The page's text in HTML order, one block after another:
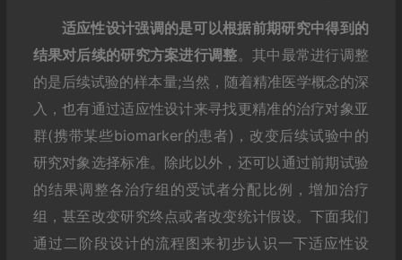
适应性设计强调的是可以根据前期研究中得到的
结果对后续的研究方案进行调整。其中最常进行调整
的是后续试验的样本量;当然，随着精准医学概念的深
入，也有通过适应性设计来寻找更精准的治疗对象亚
群(携带某些biomarker的患者)，改变后续试验中的
研究对象选择标准。除此以外，还可以通过前期试验
的结果调整各治疗组的受试者分配比例，增加治疗
组，甚至改变研究终点或者改变统计假设。下面我们
通过二阶段设计的流程图来初步认识一下适应性设